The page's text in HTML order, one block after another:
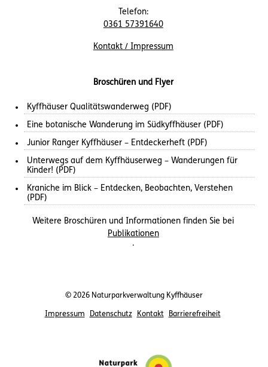
Telefon:
0361 57391640
Kontakt / Impressum
Broschüren und Flyer
Kyffhäuser Qualitätswanderweg (PDF)
Eine botanische Wanderung im Südkyffhäuser (PDF)
Junior Ranger Kyffhäuser – Entdeckerheft (PDF)
Unterwegs auf dem Kyffhäuserweg – Wanderungen für
Kinder! (PDF)
Kraniche im Blick – Entdecken, Beobachten, Verstehen
(PDF)
Weitere Broschüren und Informationen finden Sie bei
Publikationen
.
© 2026 Naturparkverwaltung Kyffhäuser
Impressum Datenschutz Kontakt Barrierefreiheit